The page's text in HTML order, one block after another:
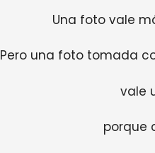
Una foto vale
Pero una foto tomada
vale
porque